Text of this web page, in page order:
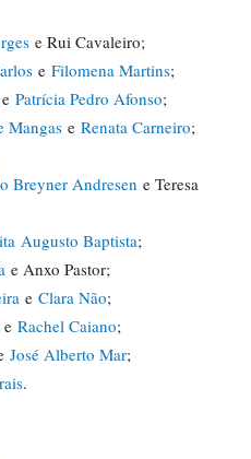
e Rui Cavaleiro;
e Filomena Martins;
e Patrícia Pedro Afonso;
Mangas e Renata Carneiro;
Breyner Andresen e Teresa
Augusto Baptista;
e Anxo Pastor;
e Clara Não;
e Rachel Caiano;
José Alberto Mar;
.